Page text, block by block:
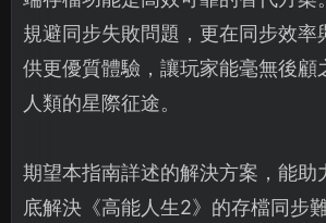
規避同步失敗問題，更在同步效率
供更優質體驗，讓玩家能毫無後顧
人類的星際征途。
期望本指南詳述的解決方案，能助
底解決《高能人生2》的存檔同步